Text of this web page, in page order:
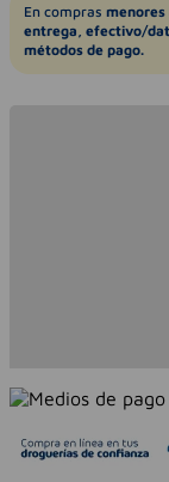
En compras
entrega, efectivo/
métodos de pago.